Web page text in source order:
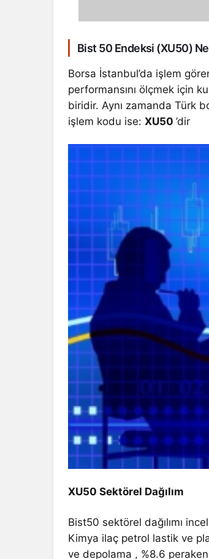
Bist 50 Endeksi (XU50)
Borsa İstanbul’da işlem
performansını ölçmek için
biridir. Aynı zamanda Türk
işlem kodu ise:XU50’dir
XU50 Sektörel Dağılım
Bist50 sektörel dağılımı
Kimya ilaç petrol lastik ve
ve depolama , %8.6